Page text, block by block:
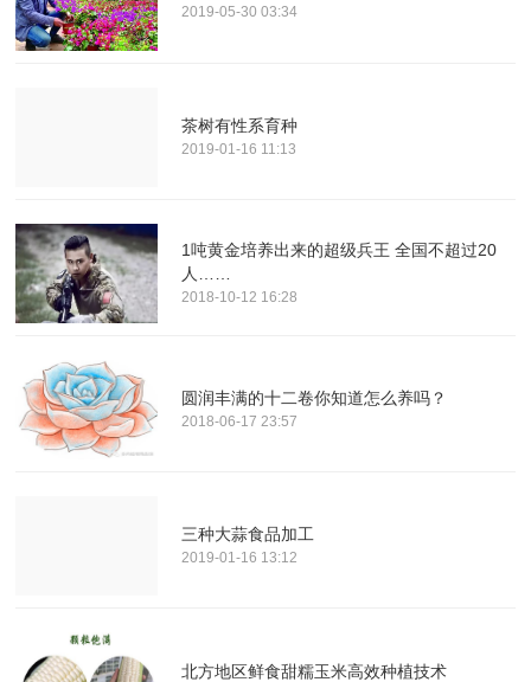
2019-05-30 03:34
茶树有性系育种
2019-01-16 11:13
1吨黄金培养出来的超级兵王 全国不超过20
人……
2018-10-12 16:28
圆润丰满的十二卷你知道怎么养吗？
2018-06-17 23:57
三种大蒜食品加工
2019-01-16 13:12
北方地区鲜食甜糯玉米高效种植技术